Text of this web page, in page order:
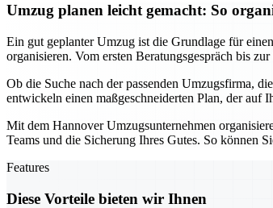
Umzug planen leicht gemacht: So
Ein gut geplanter Umzug ist die Grundlage für
organisieren. Vom ersten Beratungsgespräch bis
Ob die Suche nach der passenden Umzugsfirma,
entwickeln einen maßgeschneiderten Plan, der
Mit dem Hannover Umzugsunternehmen
Teams und die Sicherung Ihres Gutes. So können
Features
Diese Vorteile bieten wir Ihnen